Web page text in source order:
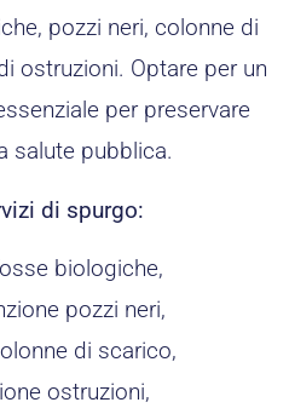
pozzi neri, colonne di
ostruzioni. Optare per un
per preservare
salute pubblica.
di spurgo:
biologiche,
pozzi neri,
di scarico,
ostruzioni,